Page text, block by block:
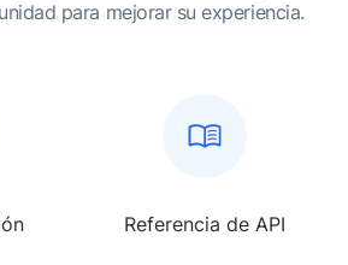
para mejorar su experiencia.
Referencia de API